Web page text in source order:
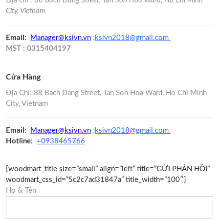
City, Vietnam
Email: Manager@ksivn.vn ; ksivn2018@gmail.com
MST : 0315404197
Cửa Hàng
Địa Chỉ: 88 Bach Dang Street, Tan Son Hoa Ward, Ho Chi Minh
City, Vietnam
Email: Manager@ksivn.vn ; ksivn2018@gmail.com
Hotline: +0938465766
[woodmart_title size=”small” align=”left” title=”GỬI PHẢN HỒI”
woodmart_css_id=”5c2c7ad31847a” title_width=”100″]
Họ & Tên